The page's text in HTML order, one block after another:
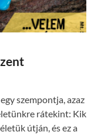
szempontja, azaz
rátekint: Kik
útján, és ez a